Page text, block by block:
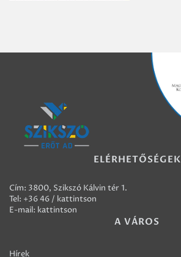
ELÉRHETŐSÉGEK
Cím: 3800, Szikszó Kálvin tér 1.
Tel: +36 46 / kattintson
E-mail: kattintson
A VÁROS
Hírek